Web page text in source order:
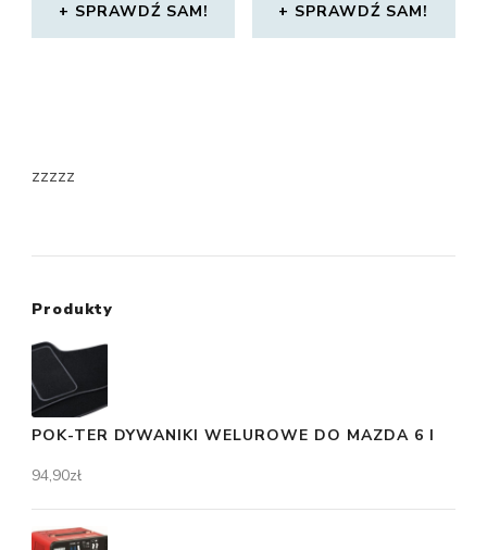
SPRAWDŹ SAM! SPRAWDŹ SAM!
zzzzz
Produkty
POK-TER DYWANIKI WELUROWE DO MAZDA 6 I
94,90zł